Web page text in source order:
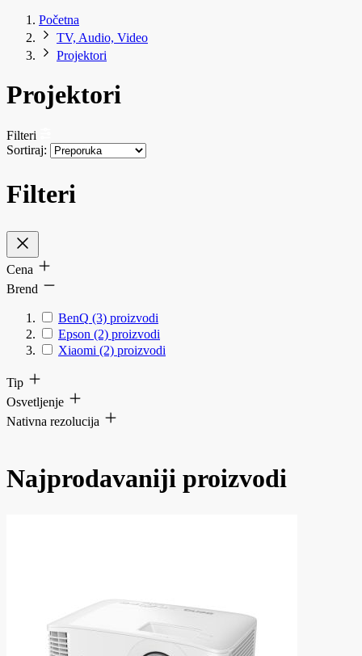
Početna
TV, Audio, Video
Projektori
Projektori
Filteri
Sortiraj:
Filteri
Cena
Brend
BenQ (3) proizvodi
Epson (2) proizvodi
Xiaomi (2) proizvodi
Tip
Osvetljenje
Nativna rezolucija
Najprodavaniji proizvodi